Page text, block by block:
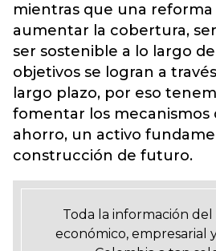
mientras que una
aumentar la cobertura,
ser sostenible a lo largo
objetivos se logran a
largo plazo, por eso
fomentar los mecanismos
ahorro, un activo
construcción de futuro.
Toda la información
económico, empresarial